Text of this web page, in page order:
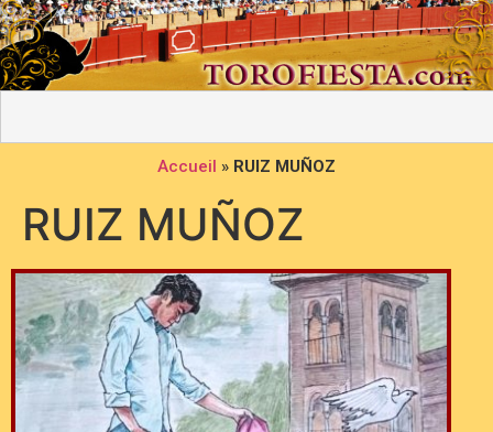
Accueil » RUIZ MUÑOZ
RUIZ MUÑOZ